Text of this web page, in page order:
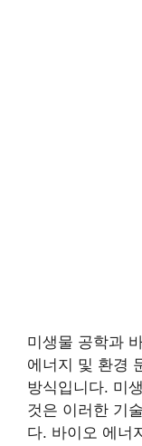
미생물 공학과
에너지 및 환경
방식입니다. 미
것은 이러한 기
다. 바이오 에너